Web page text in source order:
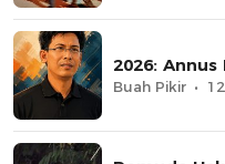
2026:
Buah Pikir